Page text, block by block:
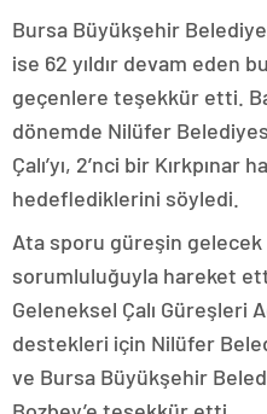
Bursa Büyükşehir
ise 62 yıldır devam eden
geçenlere teşekkür etti.
dönemde Nilüfer
Çalı’yı, 2’nci bir Kırkpınar
hedeflediklerini söyledi.
Ata sporu güreşin gelecek
sorumluluğuyla hareket
Geleneksel Çalı Güreşleri
destekleri için Nilüfer
ve Bursa Büyükşehir